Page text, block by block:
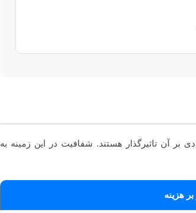
بر آن تاثیرگذار هستند. شفافیت در این زمینه به
هزینه